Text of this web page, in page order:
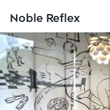
Noble Reflex